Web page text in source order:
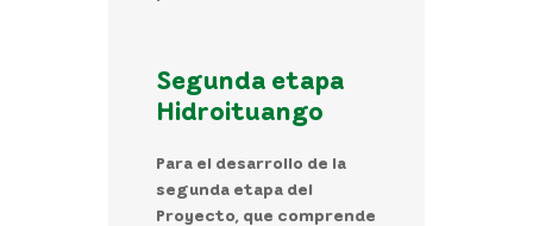
Segunda etapa
Hidroituango
Para el desarrollo de la
segunda etapa del
Proyecto, que comprende